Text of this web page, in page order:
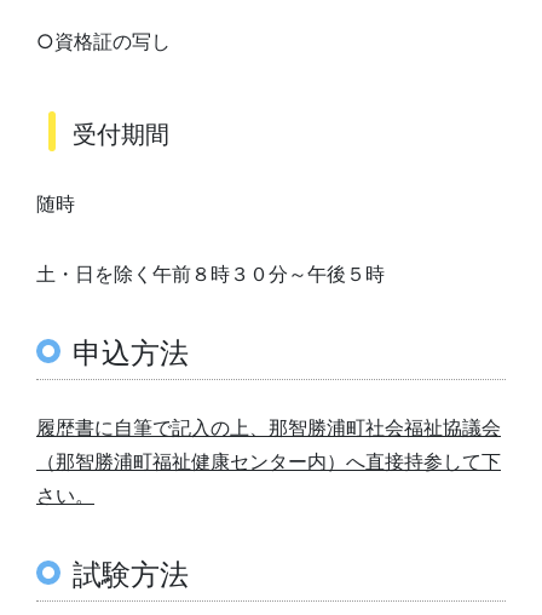
○資格証の写し
受付期間
随時
土・日を除く午前８時３０分～午後５時
申込方法
履歴書に自筆で記入の上、那智勝浦町社会福祉協議会
（那智勝浦町福祉健康センター内）へ直接持参して下
さい。
試験方法